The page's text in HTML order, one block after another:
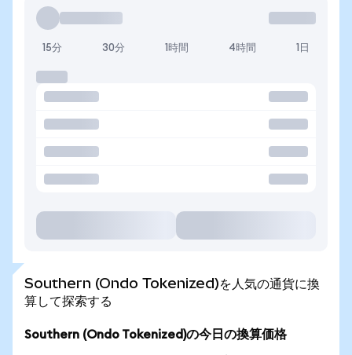
15分 30分 1時間 4時間 1日
Southern (Ondo Tokenized)を人気の通貨に換
算して探索する
Southern (Ondo Tokenized)の今日の換算価格